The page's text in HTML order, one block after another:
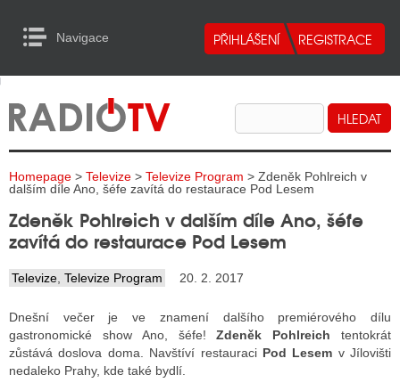
Navigace
RADIA
TELEVIZE
INTERNET
TISK
RADIA
RÁDIÍ
RÁDIÍ
to Content
Homepage > Televize > Televize Program > Zdeněk Pohlreich v
dalším díle Ano, šéfe zavítá do restaurace Pod Lesem
Zdeněk Pohlreich v dalším díle Ano, šéfe
zavítá do restaurace Pod Lesem
Televize Televize Program 20. 2. 2017
Dnešní večer je ve znamení dalšího premiérového dílu
gastronomické show Ano, šéfe!Zdeněk Pohlreich tentokrát
zůstává doslova doma. Navštíví restauraci Pod Lesem v Jílovišti
nedaleko Prahy, kde také bydlí.